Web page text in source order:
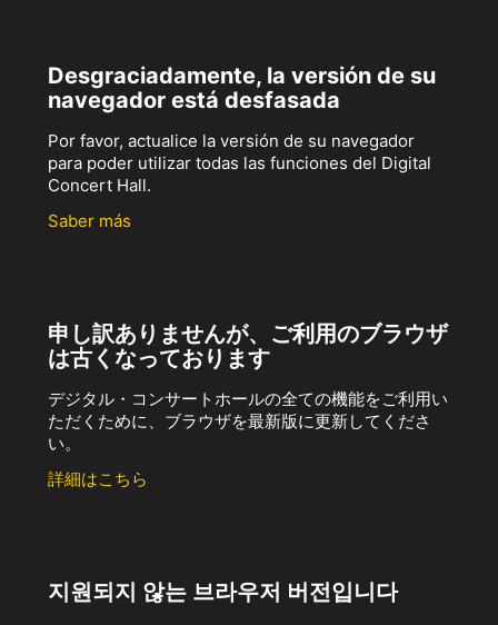
Desgraciadamente, la versión de su
navegador está desfasada
Por favor, actualice la versión de su navegador
para poder utilizar todas las funciones del Digital
Concert Hall.
Saber más
申し訳ありませんが、ご利用のブラウザ
は古くなっております
デジタル・コンサートホールの全ての機能をご利用い
ただくために、ブラウザを最新版に更新してくださ
い。
詳細はこちら
지원되지 않는 브라우저 버전입니다